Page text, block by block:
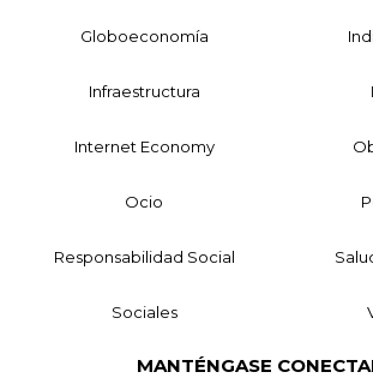
Globoeconomía
Infraestructura
Internet Economy
Ocio
Responsabilidad Social
Sociales
MANTÉNGASE